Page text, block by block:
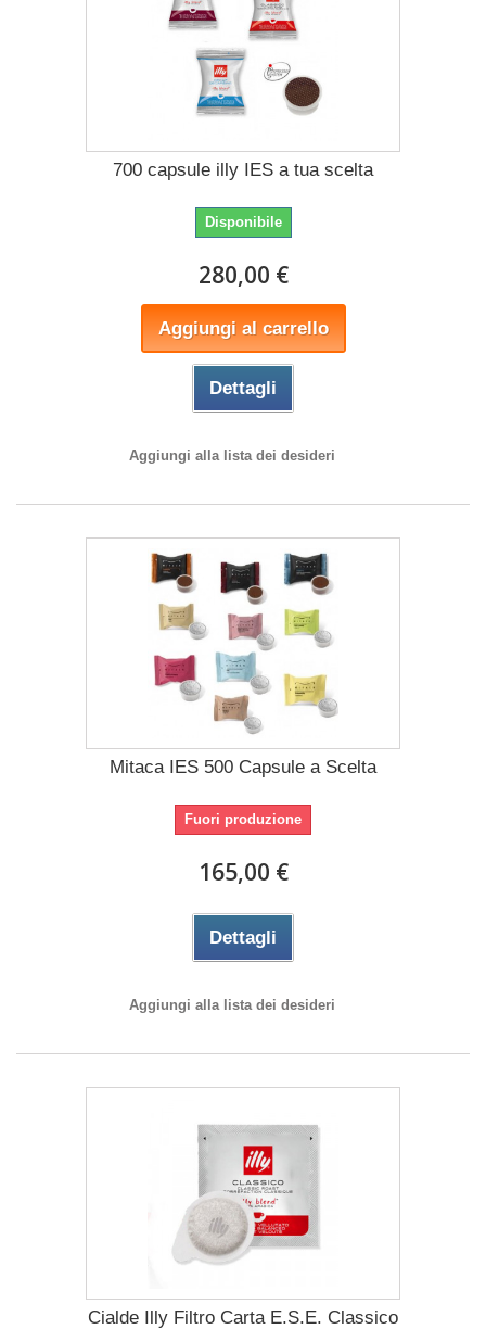
700 capsule illy IES a tua scelta
Disponibile
280,00 €
Aggiungi al carrello
Dettagli
Aggiungi alla lista dei desideri
Mitaca IES 500 Capsule a Scelta
Fuori produzione
165,00 €
Dettagli
Aggiungi alla lista dei desideri
Cialde Illy Filtro Carta E.S.E. Classico